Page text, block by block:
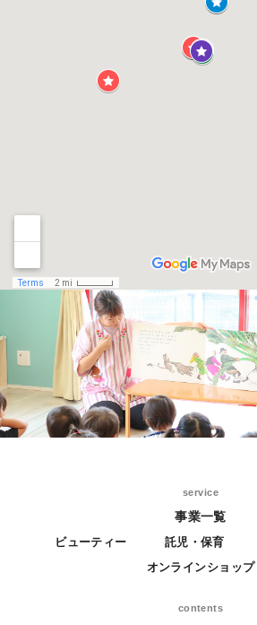
service
事業一覧
ビューティー 託児・保育
オンラインショップ
contents